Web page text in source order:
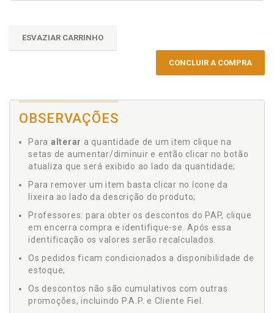
ESVAZIAR CARRINHO
CONCLUIR A COMPRA
OBSERVAÇÕES
Para alterar a quantidade de um item clique na
setas de aumentar/diminuir e então clicar no botão
atualiza que será exibido ao lado da quantidade;
Para remover um item basta clicar no ícone da
lixeira ao lado da descrição do produto;
Professores: para obter os descontos do PAP, clique
em encerra compra e identifique-se. Após essa
identificação os valores serão recalculados.
Os pedidos ficam condicionados a disponibilidade de
estoque;
Os descontos não são cumulativos com outras
promoções, incluindo P.A.P. e Cliente Fiel.